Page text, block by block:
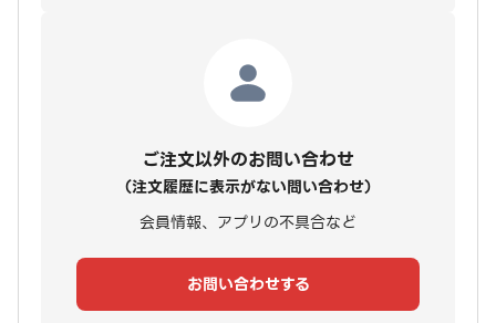
ご注文以外のお問い合わせ
（注文履歴に表示がない問い合わせ）
会員情報、アプリの不具合など
お問い合わせする